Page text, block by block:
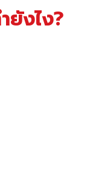
ยังไง?